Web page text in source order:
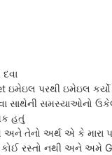
ઇમેઇલ પરથી ઇમેઇલ કર્યો
સાથેની સમસ્યાઓનો
હતું
તેનો અર્થ એ કે મારા
રસ્તો નથી અને અમે